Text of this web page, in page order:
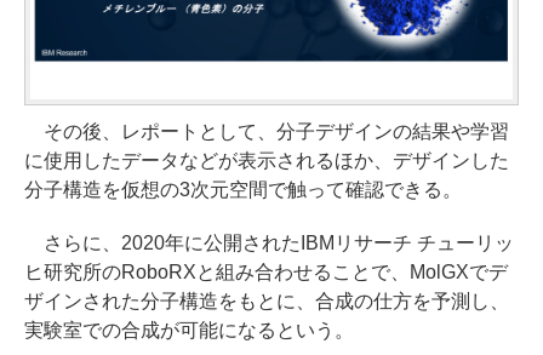
その後、レポートとして、分子デザインの結果や学習
に使用したデータなどが表示されるほか、デザインした
分子構造を仮想の3次元空間で触って確認できる。
さらに、2020年に公開されたIBMリサーチ チューリッ
ヒ研究所のRoboRXと組み合わせることで、MolGXでデ
ザインされた分子構造をもとに、合成の仕方を予測し、
実験室での合成が可能になるという。